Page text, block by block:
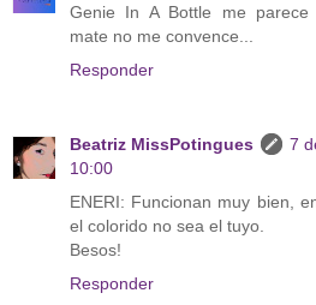
Genie In A Bottle me parece
mate no me convence...
Responder
Beatriz MissPotingues
7
10:00
ENERI: Funcionan muy bien,
el colorido no sea el tuyo.
Besos!
Responder